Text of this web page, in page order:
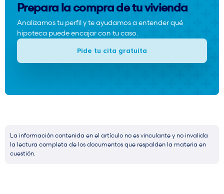
Prepara la compra de tu vivienda
Analizamos tu perfil y te ayudamos a entender qué
hipoteca puede encajar con tu caso.
Pide tu cita gratuita
La información contenida en el artículo no es vinculante y no invalida
la lectura completa de los documentos que respalden la materia en
cuestión.